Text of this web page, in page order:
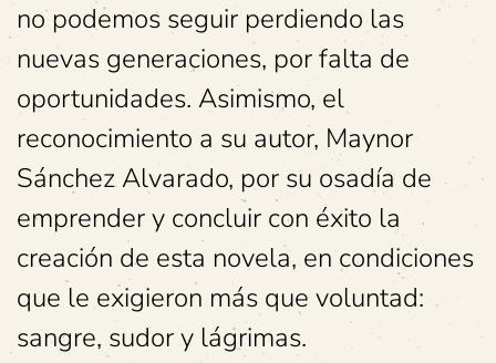
no podemos seguir perdiendo las
nuevas generaciones, por falta de
oportunidades. Asimismo, el
reconocimiento a su autor, Maynor
Sánchez Alvarado, por su osadía de
emprender y concluir con éxito la
creación de esta novela, en condiciones
que le exigieron más que voluntad:
sangre, sudor y lágrimas.